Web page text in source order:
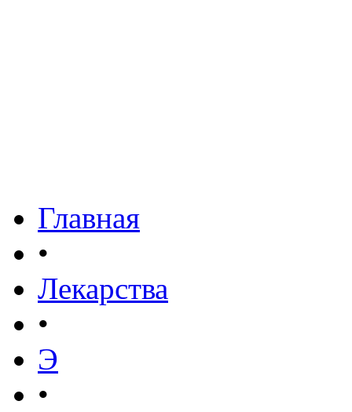
Главная
•
Лекарства
•
Э
•